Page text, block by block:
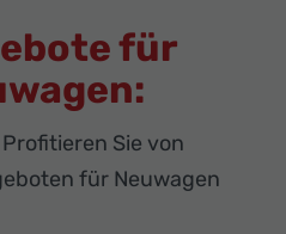
für
Profitieren Sie von
für Neuwagen